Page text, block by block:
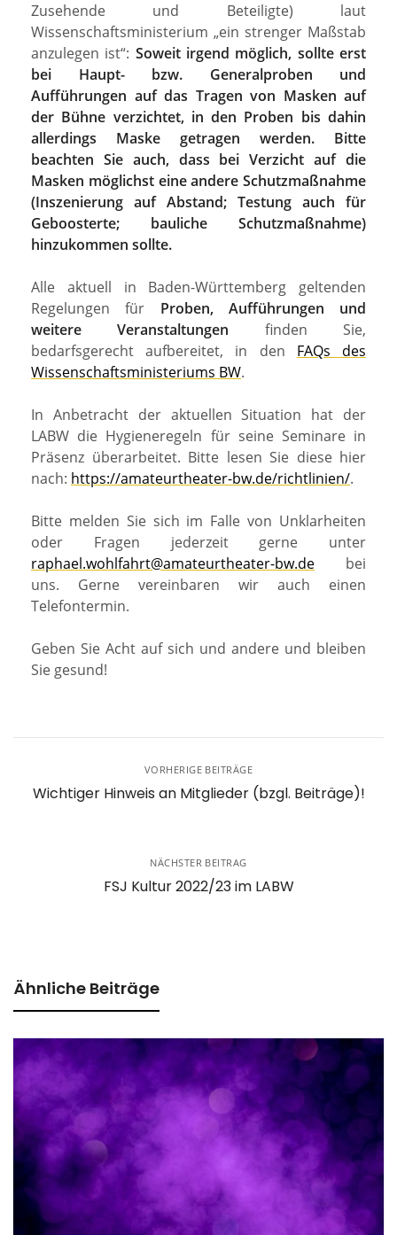
Zusehende und Beteiligte) laut
Wissenschaftsministerium „ein strenger Maßstab
anzulegen ist“: Soweit irgend möglich, sollte erst
bei Haupt- bzw. Generalproben und
Aufführungen auf das Tragen von Masken auf
der Bühne verzichtet, in den Proben bis dahin
allerdings Maske getragen werden. Bitte
beachten Sie auch, dass bei Verzicht auf die
Masken möglichst eine andere Schutzmaßnahme
(Inszenierung auf Abstand; Testung auch für
Geboosterte; bauliche Schutzmaßnahme)
hinzukommen sollte.
Alle aktuell in Baden-Württemberg geltenden
Regelungen für Proben, Aufführungen und
weitere Veranstaltungen finden Sie,
bedarfsgerecht aufbereitet, in den FAQs des
Wissenschaftsministeriums BW.
In Anbetracht der aktuellen Situation hat der
LABW die Hygieneregeln für seine Seminare in
Präsenz überarbeitet. Bitte lesen Sie diese hier
nach: https://amateurtheater-bw.de/richtlinien/.
Bitte melden Sie sich im Falle von Unklarheiten
oder Fragen jederzeit gerne unter
raphael.wohlfahrt@amateurtheater-bw.de bei
uns. Gerne vereinbaren wir auch einen
Telefontermin.
Geben Sie Acht auf sich und andere und bleiben
Sie gesund!
VORHERIGE BEITRÄGE
Wichtiger Hinweis an Mitglieder (bzgl. Beiträge)!
NÄCHSTER BEITRAG
FSJ Kultur 2022/23 im LABW
Ähnliche Beiträge